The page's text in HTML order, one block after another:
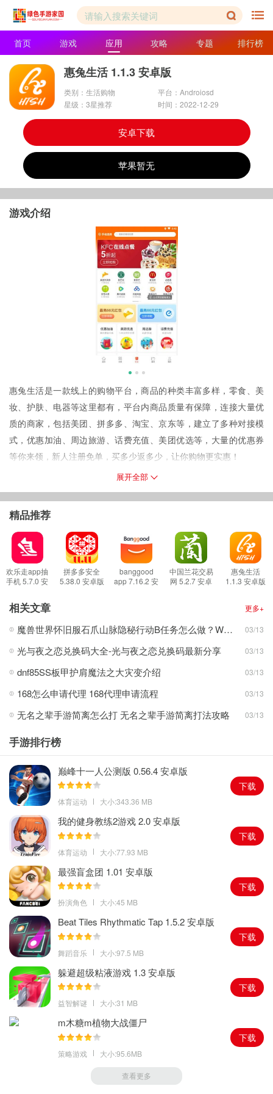
首页 游戏 应用 攻略 专题 排行榜
惠兔生活 1.1.3 安卓版
类别：生活购物
平台：Androiosd
星级：3星推荐
时间：2022-12-29
安卓下载
苹果暂无
游戏介绍
惠兔生活是一款线上的购物平台，商品的种类丰富多样，零食、美
妆、护肤、电器等这里都有，平台内商品质量有保障，连接大量优
质的商家，包括美团、拼多多、淘宝、京东等，建立了多种对接模
式，优惠加油、周边旅游、话费充值、美团优选等，大量的优惠券
等你来领，新人注册免单，买多少返多少，让你购物更实惠！
2、满20可提现，推广永久锁佣。
3、各大平台VIP会员开通，全部打折。
软件亮点
1、建立了多种对接模式，优惠加油、周边旅游、外卖等。
2、全方位购物模式，每个订单都能获得一定的佣金回扣。
3、网络服务模式，连接大量优质的商家，更新和管理商品。
软件优势
2、分享可赚佣金，分享得越多赚得越多。
3、领券轻松，每个人都可以领，无门槛。
展开全部
精品推荐
欢乐走app抽
手机 5.7.0 安
拼多多安全
5.38.0 安卓版
banggood
app 7.16.2 安
中国兰花交易
网 5.2.7 安卓
惠兔生活
1.1.3 安卓版
相关文章 更多+
魔兽世界怀旧服石爪山脉隐秘行动B任务怎么做？WOW怀旧服风险投资公司函件在哪儿？ 03/13
光与夜之恋兑换码大全-光与夜之恋兑换码最新分享 03/13
dnf85SS板甲护肩魔法之大灾变介绍 03/13
168怎么申请代理 168代理申请流程 03/13
无名之辈手游简离怎么打 无名之辈手游简离打法攻略 03/13
手游排行榜
巅峰十一人公测版 0.56.4 安卓版
体育运动 大小:343.36 MB
下载
我的健身教练2游戏 2.0 安卓版
体育运动 大小:77.93 MB
下载
最强盲盒团 1.01 安卓版
扮演角色 大小:45 MB
下载
Beat Tiles Rhythmatic Tap 1.5.2 安卓版
舞蹈音乐 大小:97.5 MB
下载
躲避超级粘液游戏 1.3 安卓版
益智解谜 大小:31 MB
下载
m木糖m植物大战僵尸
策略游戏 大小:95.6MB
下载
查看更多